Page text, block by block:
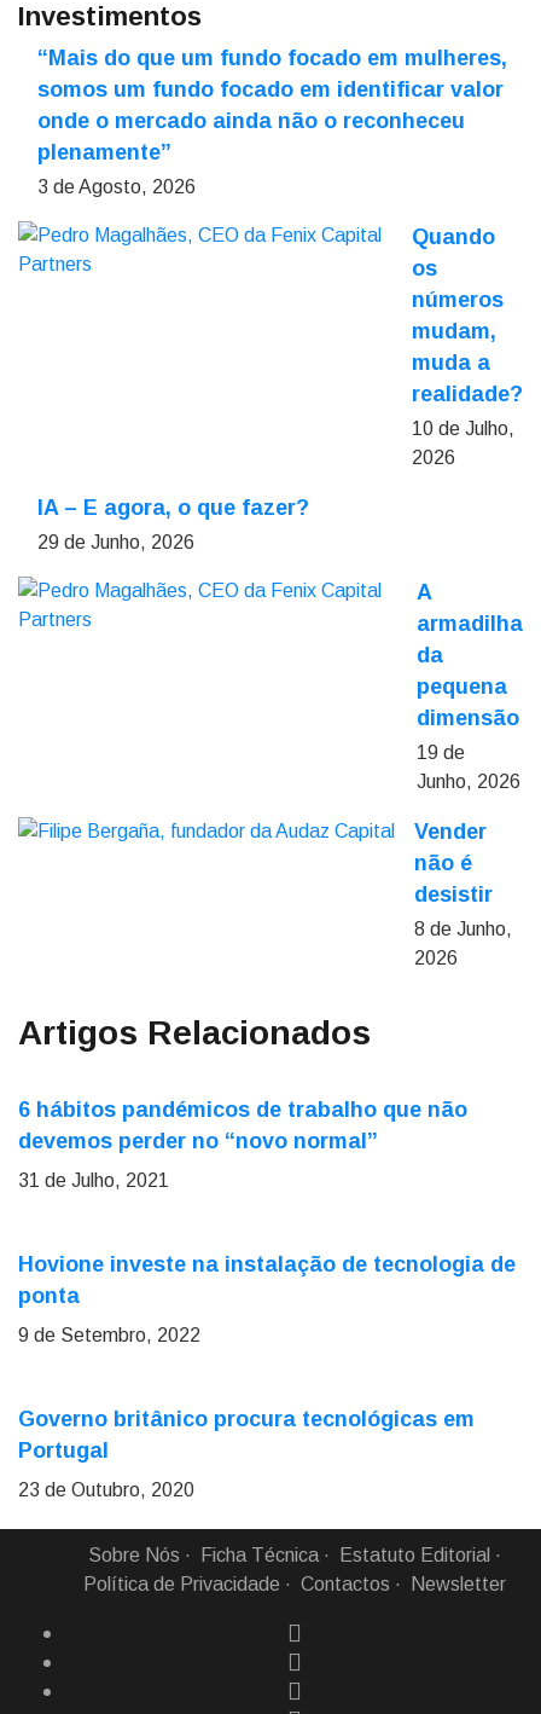
Investimentos
“Mais do que um fundo focado em mulheres,
somos um fundo focado em identificar valor
onde o mercado ainda não o reconheceu
plenamente”
3 de Agosto, 2026
Quando
os
números
mudam,
muda a
realidade?
10 de Julho,
2026
IA – E agora, o que fazer?
29 de Junho, 2026
A
armadilha
da
pequena
dimensão
19 de
Junho, 2026
Vender
não é
desistir
8 de Junho,
2026
Artigos Relacionados
6 hábitos pandémicos de trabalho que não
devemos perder no “novo normal”
31 de Julho, 2021
Hovione investe na instalação de tecnologia de
ponta
9 de Setembro, 2022
Governo britânico procura tecnológicas em
Portugal
23 de Outubro, 2020
Sobre Nós Ficha Técnica
Estatuto Editorial
Política de Privacidade
Contactos Newsletter